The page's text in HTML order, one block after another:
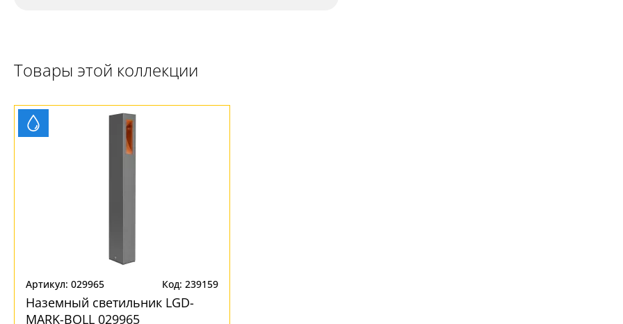
Товары этой коллекции
Артикул: 029965 Код: 239159
Наземный светильник LGD-
MARK-BOLL 029965